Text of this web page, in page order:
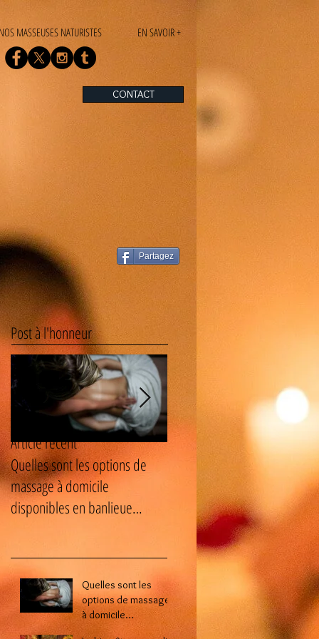
NOS MASSEUSES NATURISTES EN SAVOIR +
CONTACT
Partagez
Post à l'honneur
Article récent
Quelles sont les options de
massage à domicile
disponibles en banlieue
Le bien-être masculin : les
avantages cachés des soins
naturistes pour homme ?
Quelles sont les
options de massage
à domicile
disponibles en